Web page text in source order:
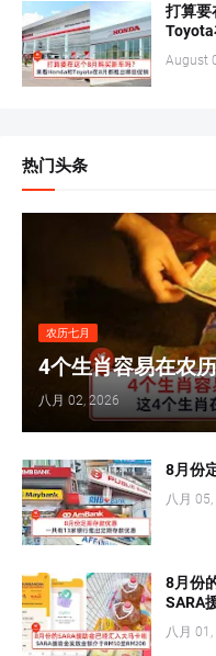
打算要
August
热门头条
农历七月
4个生肖容易在农
八月 02, 2026
8月份
八月
8月份
SARA
八月